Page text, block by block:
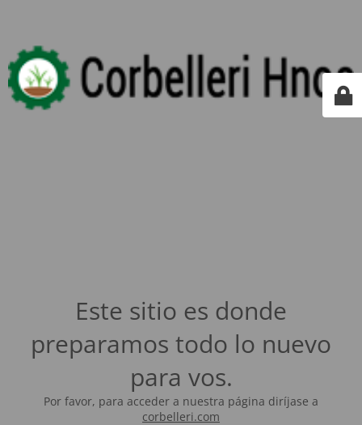
Este sitio es donde
preparamos todo lo nuevo
para vos.
Por favor, para acceder a nuestra página diríjase a
corbelleri.com